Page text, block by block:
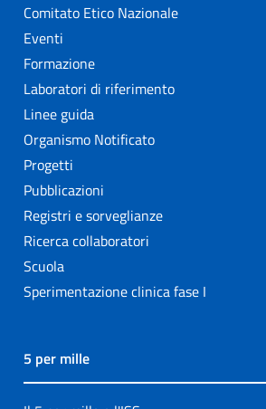
Comitato Etico Nazionale
Eventi
Formazione
Laboratori di riferimento
Linee guida
Organismo Notificato
Progetti
Pubblicazioni
Registri e sorveglianze
Ricerca collaboratori
Scuola
Sperimentazione clinica fase I
5 per mille